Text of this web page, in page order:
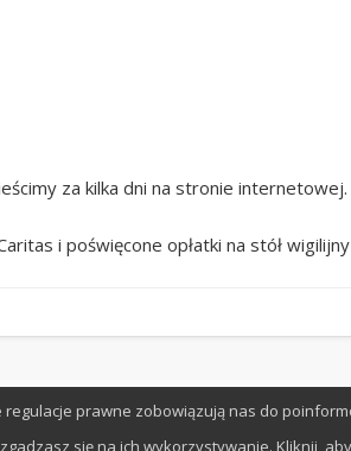
za kilka dni na stronie internetowej.
i poświęcone opłatki na stół
prawne zobowiązują nas do
się na ich wykorzystywanie. Kliknij,